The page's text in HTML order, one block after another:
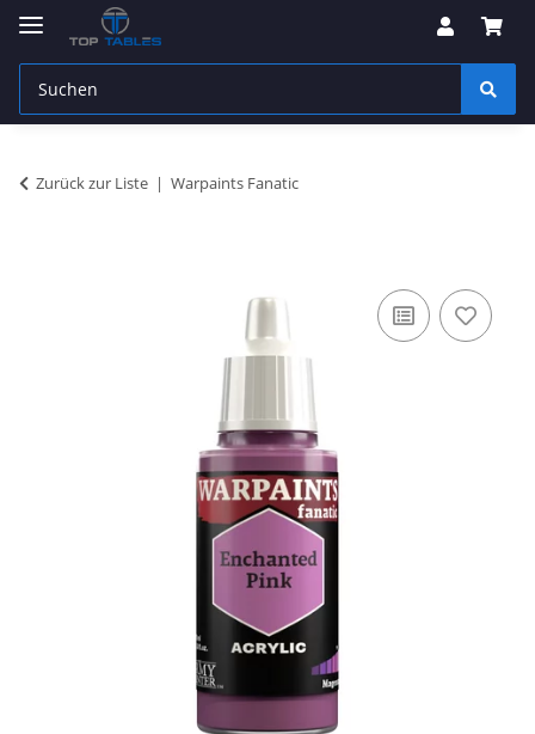
Zurück zur Liste Warpaints Fanatic